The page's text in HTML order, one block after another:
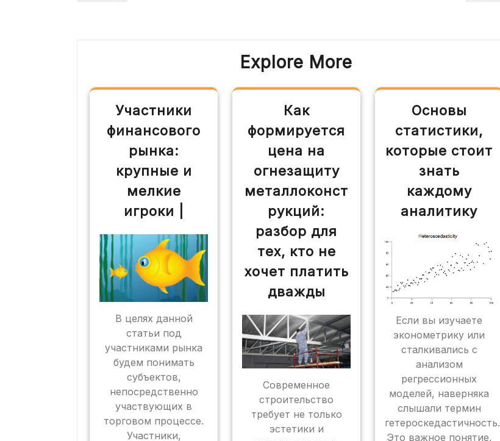
записям
Explore More
Участники
финансового
рынка:
крупные и
мелкие
игроки |
В целях данной
статьи под
участниками рынка
будем понимать
субъектов,
непосредственно
участвующих в
торговом процессе.
Участники,
Как
формируется
цена на
огнезащиту
металлоконст
рукций:
разбор для
тех, кто не
хочет платить
дважды
Современное
строительство
требует не только
эстетики и
Основы
статистики,
которые стоит
знать
каждому
аналитику
Если вы изучаете
эконометрику или
сталкивались с
анализом
регрессионных
моделей, наверняка
слышали термин
гетероскедастичность.
Это важное понятие,